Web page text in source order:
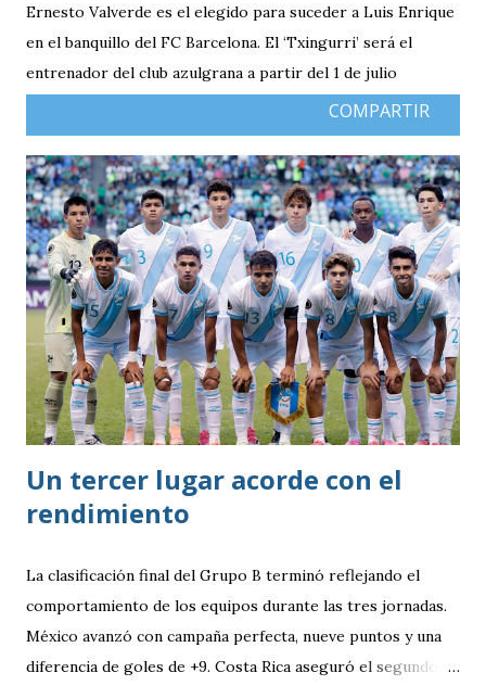
Ernesto Valverde es el elegido para suceder a Luis Enrique
en el banquillo del FC Barcelona. El ‘Txingurri’ será el
entrenador del club azulgrana a partir del 1 de julio
COMPARTIR
Un tercer lugar acorde con el
rendimiento
La clasificación final del Grupo B terminó reflejando el
comportamiento de los equipos durante las tres jornadas.
México avanzó con campaña perfecta, nueve puntos y una
diferencia de goles de +9. Costa Rica aseguró el segundo